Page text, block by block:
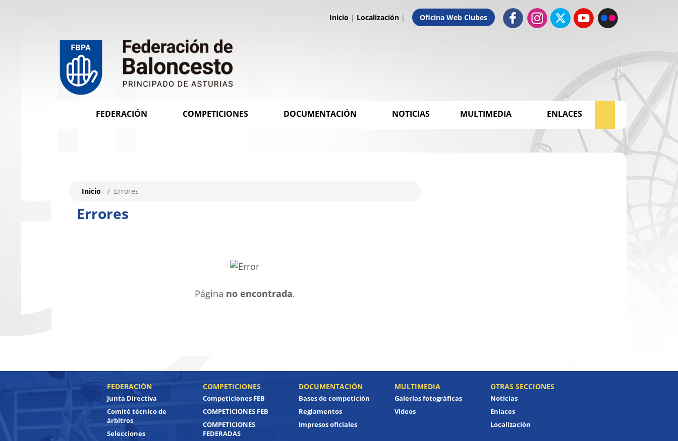
Inicio | Localización | Oficina Web Clubes
FEDERACIÓN COMPETICIONES DOCUMENTACIÓN NOTICIAS MULTIMEDIA ENLACES
Errores
Inicio Errores
Página no encontrada.
FEDERACIÓN
Junta Directiva
Comité técnico de
árbitros
Selecciones
COMPETICIONES
Competiciones FEB
COMPETICIONES FEB
COMPETICIONES
FEDERADAS
DOCUMENTACIÓN
Bases de competición
Reglamentos
Impresos oficiales
MULTIMEDIA
Galerías fotográficas
Vídeos
OTRAS SECCIONES
Noticias
Enlaces
Localización